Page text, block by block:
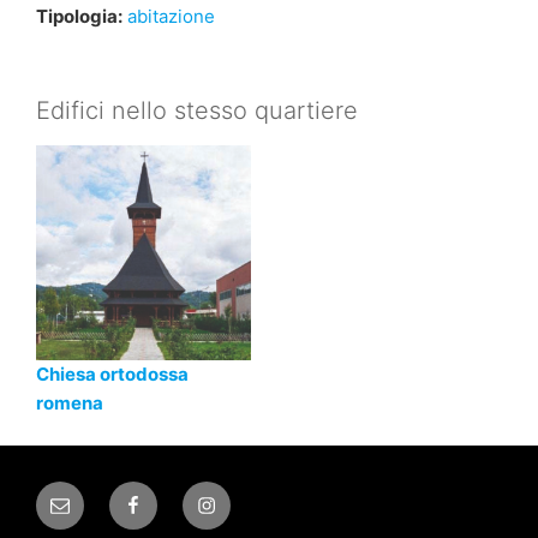
Tipologia: abitazione
Edifici nello stesso quartiere
Chiesa ortodossa
romena
Email FacebookInstagram